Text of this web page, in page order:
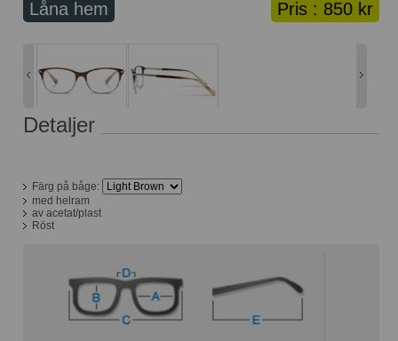
Lånekorg: 0 bågar
Pris : 850 kr
Låna hem
Detaljer
Färg på båge:
med helram
av acetat/plast
Röst